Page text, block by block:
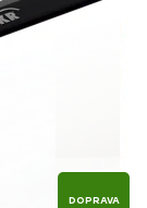
DOPRAVA